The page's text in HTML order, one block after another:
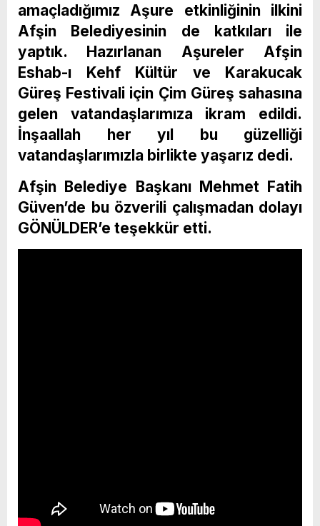
amaçladığımız Aşure etkinliğinin ilkini
Afşin Belediyesinin de katkıları ile
yaptık. Hazırlanan Aşureler Afşin
Eshab-ı Kehf Kültür ve Karakucak
Güreş Festivali için Çim Güreş sahasına
gelen vatandaşlarımıza ikram edildi.
İnşaallah her yıl bu güzelliği
vatandaşlarımızla birlikte yaşarız dedi.
Afşin Belediye Başkanı Mehmet Fatih
Güven’de bu özverili çalışmadan dolayı
GÖNÜLDER’e teşekkür etti.